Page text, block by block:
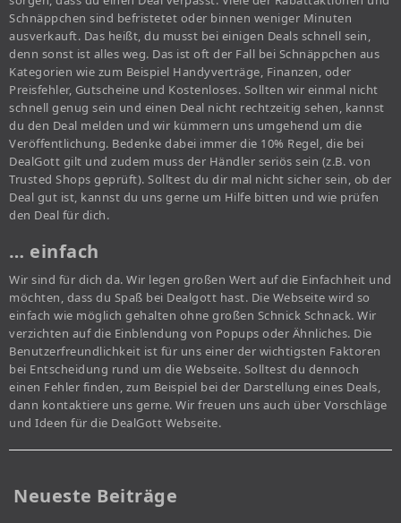
Schnäppchen sind befristetet oder binnen weniger Minuten
ausverkauft. Das heißt, du musst bei einigen Deals schnell sein,
denn sonst ist alles weg. Das ist oft der Fall bei Schnäppchen aus
Kategorien wie zum Beispiel Handyverträge, Finanzen, oder
Preisfehler, Gutscheine und Kostenloses. Sollten wir einmal nicht
schnell genug sein und einen Deal nicht rechtzeitig sehen, kannst
du den Deal melden und wir kümmern uns umgehend um die
Veröffentlichung. Bedenke dabei immer die 10% Regel, die bei
DealGott gilt und zudem muss der Händler seriös sein (z.B. von
Trusted Shops geprüft). Solltest du dir mal nicht sicher sein, ob der
Deal gut ist, kannst du uns gerne um Hilfe bitten und wie prüfen
den Deal für dich.
… einfach
Wir sind für dich da. Wir legen großen Wert auf die Einfachheit und
möchten, dass du Spaß bei Dealgott hast. Die Webseite wird so
einfach wie möglich gehalten ohne großen Schnick Schnack. Wir
verzichten auf die Einblendung von Popups oder Ähnliches. Die
Benutzerfreundlichkeit ist für uns einer der wichtigsten Faktoren
bei Entscheidung rund um die Webseite. Solltest du dennoch
einen Fehler finden, zum Beispiel bei der Darstellung eines Deals,
dann kontaktiere uns gerne. Wir freuen uns auch über Vorschläge
und Ideen für die DealGott Webseite.
Neueste Beiträge